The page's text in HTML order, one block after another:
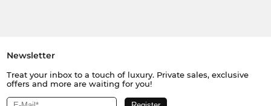
Newsletter
Treat your inbox to a touch of luxury. Private sales, exclusive
offers and more are waiting for you!